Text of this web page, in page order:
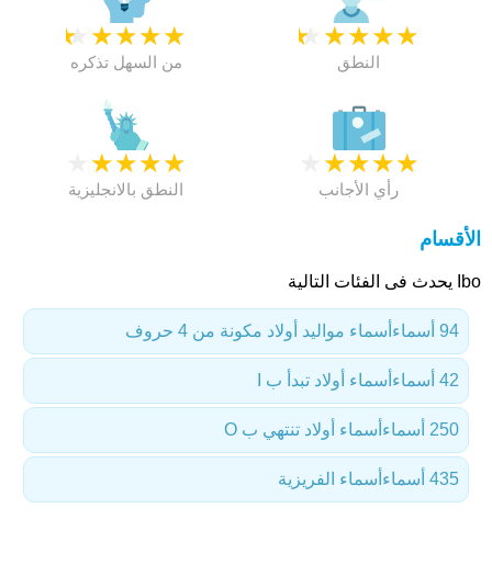
★
★
★
★
★
من السهل تذكره
★
★
★
★
★
النطق
★
★
★
★
النطق بالانجليزية
★
★
★
★
رأي الأجانب
الأقسام
Ibo يحدث فى الفئات التالية
أسماء مواليد أولاد مكونة من 4 حروف 94 أسماء
أسماء أولاد تبدأ ب I 42 أسماء
أسماء أولاد تنتهي ب O 250 أسماء
أسماء الفريزية 435 أسماء